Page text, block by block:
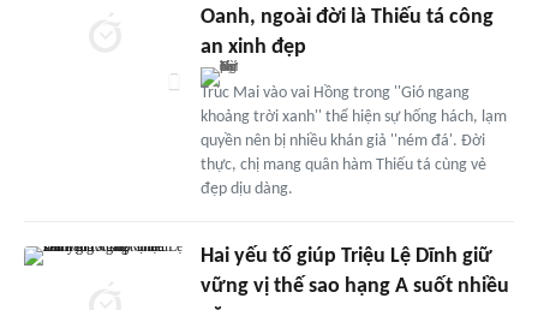
Oanh, ngoài đời là Thiếu tá công
an xinh đẹp
Trúc Mai vào vai Hồng trong ''Gió ngang
khoảng trời xanh'' thể hiện sự hống hách, lạm
quyền nên bị nhiều khán giả ''ném đá'. Đời
thực, chị mang quân hàm Thiếu tá cùng vẻ
đẹp dịu dàng.
Hai yếu tố giúp Triệu Lệ Dĩnh giữ
vững vị thế sao hạng A suốt nhiều